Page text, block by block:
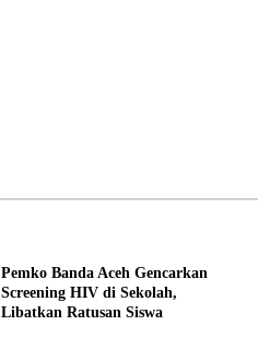
Pemko Banda Aceh Gencarkan
Screening HIV di Sekolah,
Libatkan Ratusan Siswa